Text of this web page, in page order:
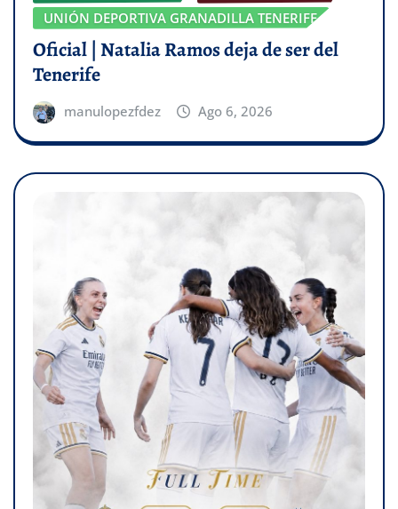
UNIÓN DEPORTIVA GRANADILLA TENERIFE
Oficial | Natalia Ramos deja de ser del
Tenerife
manulopezfdez Ago 6, 2026